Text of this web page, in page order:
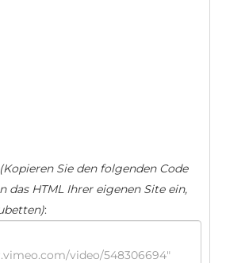
(Kopieren Sie den folgenden Code
das HTML Ihrer eigenen Site ein,
: